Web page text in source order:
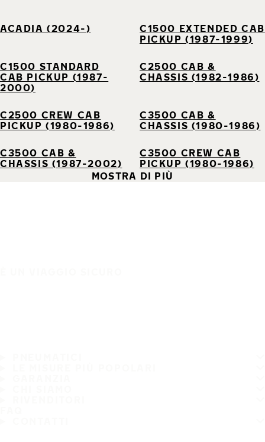
ACADIA (2024-)
C1500 EXTENDED CAB
PICKUP (1987-1999)
C1500 STANDARD
CAB PICKUP (1987-
2000)
C2500 CAB &
CHASSIS (1982-1986)
C2500 CREW CAB
PICKUP (1980-1986)
C3500 CAB &
CHASSIS (1980-1986)
C3500 CAB &
CHASSIS (1987-2002)
C3500 CREW CAB
PICKUP (1980-1986)
MOSTRA DI PIÙ